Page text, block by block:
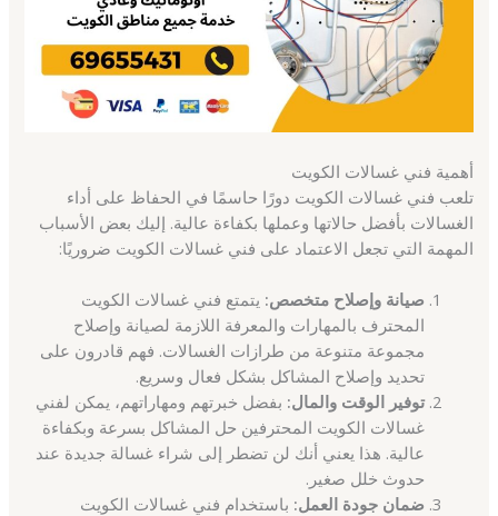
أهمية فني غسالات الكويت
تلعب فني غسالات الكويت دورًا حاسمًا في الحفاظ على أداء
الغسالات بأفضل حالاتها وعملها بكفاءة عالية. إليك بعض الأسباب
المهمة التي تجعل الاعتماد على فني غسالات الكويت ضروريًا:
صيانة وإصلاح متخصص: يتمتع فني غسالات الكويت
المحترف بالمهارات والمعرفة اللازمة لصيانة وإصلاح
مجموعة متنوعة من طرازات الغسالات. فهم قادرون على
تحديد وإصلاح المشاكل بشكل فعال وسريع.
توفير الوقت والمال: بفضل خبرتهم ومهاراتهم، يمكن لفني
غسالات الكويت المحترفين حل المشاكل بسرعة وبكفاءة
عالية. هذا يعني أنك لن تضطر إلى شراء غسالة جديدة عند
حدوث خلل صغير.
ضمان جودة العمل: باستخدام فني غسالات الكويت